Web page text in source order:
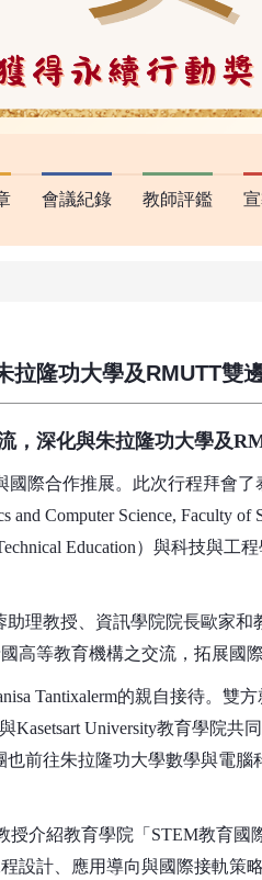
會議紀錄 教師評鑑
拉隆功大學及RMUTT雙
，深化與朱拉隆功大學及
際合作推展。此次行程拜會了
Computer Science, Faculty
Education）與科技與工
理教授、資訊學院院長歐家
等教育機構之交流，拓展國
Tantixalerm的親自接待。
University教育學院
也前往朱拉隆功大學數學與電
介紹教育學院「STEM教育
計、應用導向與國際接軌策